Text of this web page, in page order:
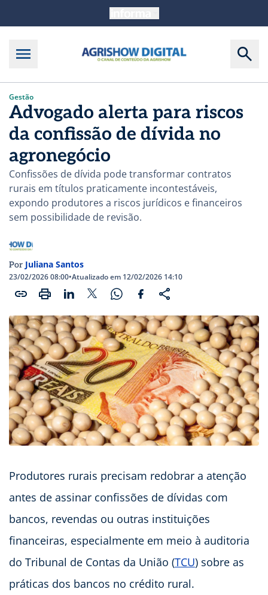
Gestão
Advogado alerta para riscos
da confissão de dívida no
agronegócio
Confissões de dívida pode transformar contratos
rurais em títulos praticamente incontestáveis,
expondo produtores a riscos jurídicos e financeiros
sem possibilidade de revisão.
Por Juliana Santos
23/02/2026 08:00•Atualizado em 12/02/2026 14:10
Produtores rurais precisam redobrar a atenção
antes de assinar confissões de dívidas com
bancos, revendas ou outras instituições
financeiras, especialmente em meio à auditoria
do Tribunal de Contas da União (TCU) sobre as
práticas dos bancos no crédito rural.